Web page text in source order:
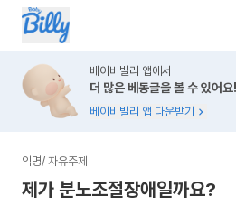
베이비빌리 앱에서
더 많은 베동글을 볼 수 있어요!
베이비빌리 앱 다운받기
익명/ 자유주제
제가 분노조절장애일까요?